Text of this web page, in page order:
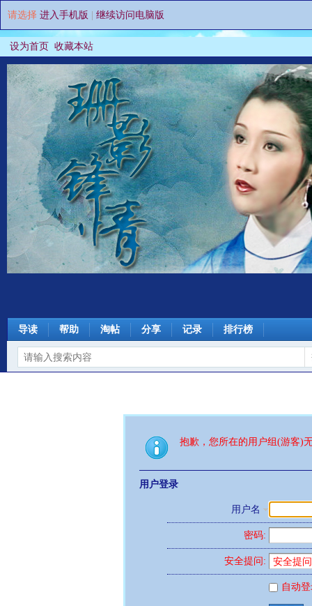
请选择 进入手机版 继续访问电脑版
设为首页 收藏本站
导读 帮助 淘帖 分享 记录 排行榜
抱歉，您所在的用户组(游客)
用户登录
用户名
密码:
安全提问:
自动